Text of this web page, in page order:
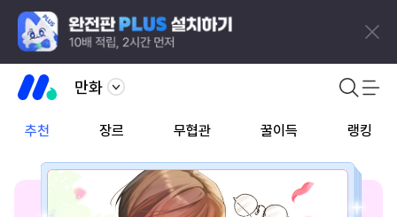
만화
추천 장르 무협관 꿀이득 랭킹